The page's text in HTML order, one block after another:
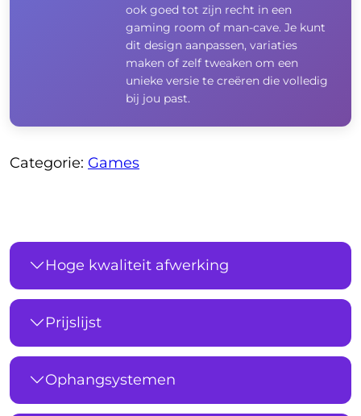
ook goed tot zijn recht in een
gaming room of man-cave. Je kunt
dit design aanpassen, variaties
maken of zelf tweaken om een
unieke versie te creëren die volledig
bij jou past.
Categorie: Games
Hoge kwaliteit afwerking
Prijslijst
Ophangsystemen